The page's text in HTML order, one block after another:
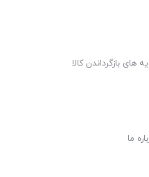
های بازگرداندن کالا
ما